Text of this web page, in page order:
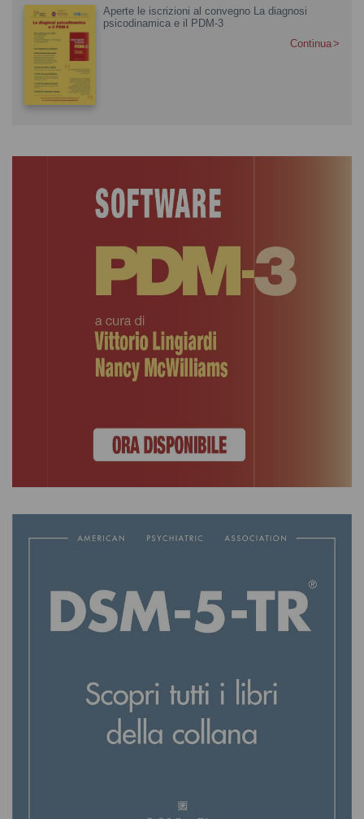
Aperte le iscrizioni al convegno La diagnosi
psicodinamica e il PDM-3
Continua